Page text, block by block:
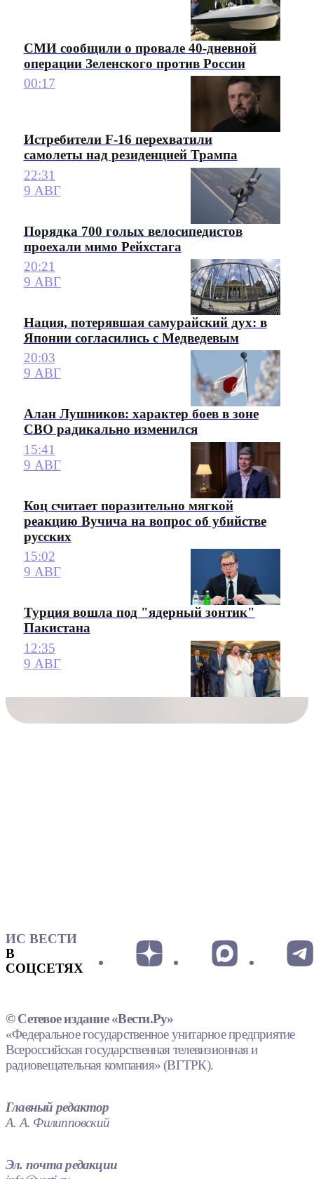
СМИ сообщили о провале 40-дневной
операции Зеленского против России
00:17
Истребители F-16 перехватили
самолеты над резиденцией Трампа
22:31
9 АВГ
Порядка 700 голых велосипедистов
проехали мимо Рейхстага
20:21
9 АВГ
Нация, потерявшая самурайский дух: в
Японии согласились с Медведевым
20:03
9 АВГ
Алан Лушников: характер боев в зоне
СВО радикально изменился
15:41
9 АВГ
Коц считает поразительно мягкой
реакцию Вучича на вопрос об убийстве
русских
15:02
9 АВГ
Турция вошла под "ядерный зонтик"
Пакистана
12:35
9 АВГ
ИС ВЕСТИ
В
СОЦСЕТЯХ
© Сетевое издание «Вести.Ру»
«Федеральное государственное унитарное предприятие
Всероссийская государственная телевизионная и
радиовещательная компания» (ВГТРК).
Главный редактор
А. А. Филипповский
Эл. почта редакции